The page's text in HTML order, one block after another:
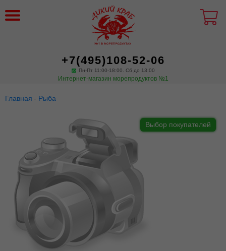
+7(495)108-52-06
Пн-Пт 11:00-18:00. Сб до 13:00
Интернет-магазин морепродуктов №1
Главная Рыба
Выбор покупателей